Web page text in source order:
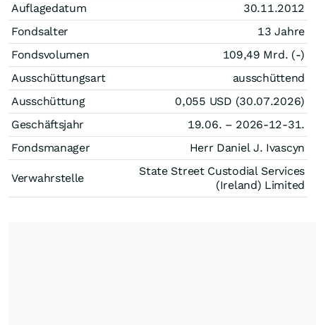
Auflagedatum
30.11.2012
Fondsalter
13 Jahre
Fondsvolumen
109,49 Mrd. (-)
Ausschüttungsart
ausschüttend
Ausschüttung
0,055 USD (30.07.2026)
Geschäftsjahr
19.06. – 2026-12-31.
Fondsmanager
Herr Daniel J. Ivascyn
Verwahrstelle
State Street Custodial Services
(Ireland) Limited